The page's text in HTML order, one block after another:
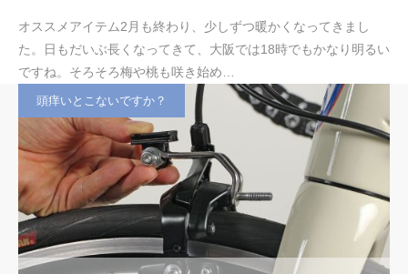
オススメアイテム2月も終わり、少しずつ暖かくなってきまし
た。日もだいぶ長くなってきて、大阪では18時でもかなり明るい
ですね。そろそろ梅や桃も咲き始め…
頭痒いとこないですか？